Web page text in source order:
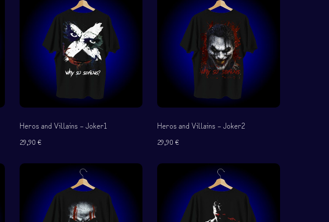
Heros and Villains – Joker1
29,90 €
Heros and Villains – Joker2
29,90 €